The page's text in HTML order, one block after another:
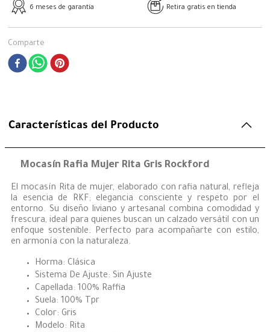
6 meses de garantía Retira gratis en tienda
Comparte
Características del Producto
Mocasín Rafia Mujer Rita Gris Rockford
El mocasín Rita de mujer, elaborado con rafia natural, refleja
la esencia de RKF; elegancia consciente y respeto por el
entorno. Su diseño liviano y artesanal combina comodidad y
frescura, ideal para quienes buscan un calzado versátil con un
enfoque sostenible. Perfecto para acompañarte con estilo,
en armonía con la naturaleza.
Horma: Clásica
Sistema De Ajuste: Sin Ajuste
Capellada: 100% Raffia
Suela: 100% Tpr
Color: Gris
Modelo: Rita